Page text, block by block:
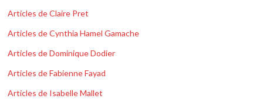
Articles de Claire Pret
Articles de Cynthia Hamel Gamache
Articles de Dominique Dodier
Articles de Fabienne Fayad
Articles de Isabelle Mallet